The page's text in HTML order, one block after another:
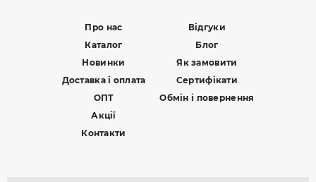
Про нас
Каталог
Новинки
Доставка і оплата
ОПТ
Акції
Контакти
Відгуки
Блог
Як замовити
Сертифікати
Обмін і повернення